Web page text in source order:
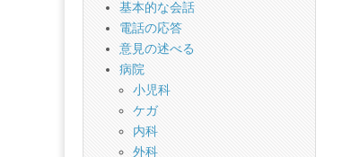
海
外
旅
基本的な会話
電話の応答
意見の述べる
病院
小児科
ケガ
内科
外科